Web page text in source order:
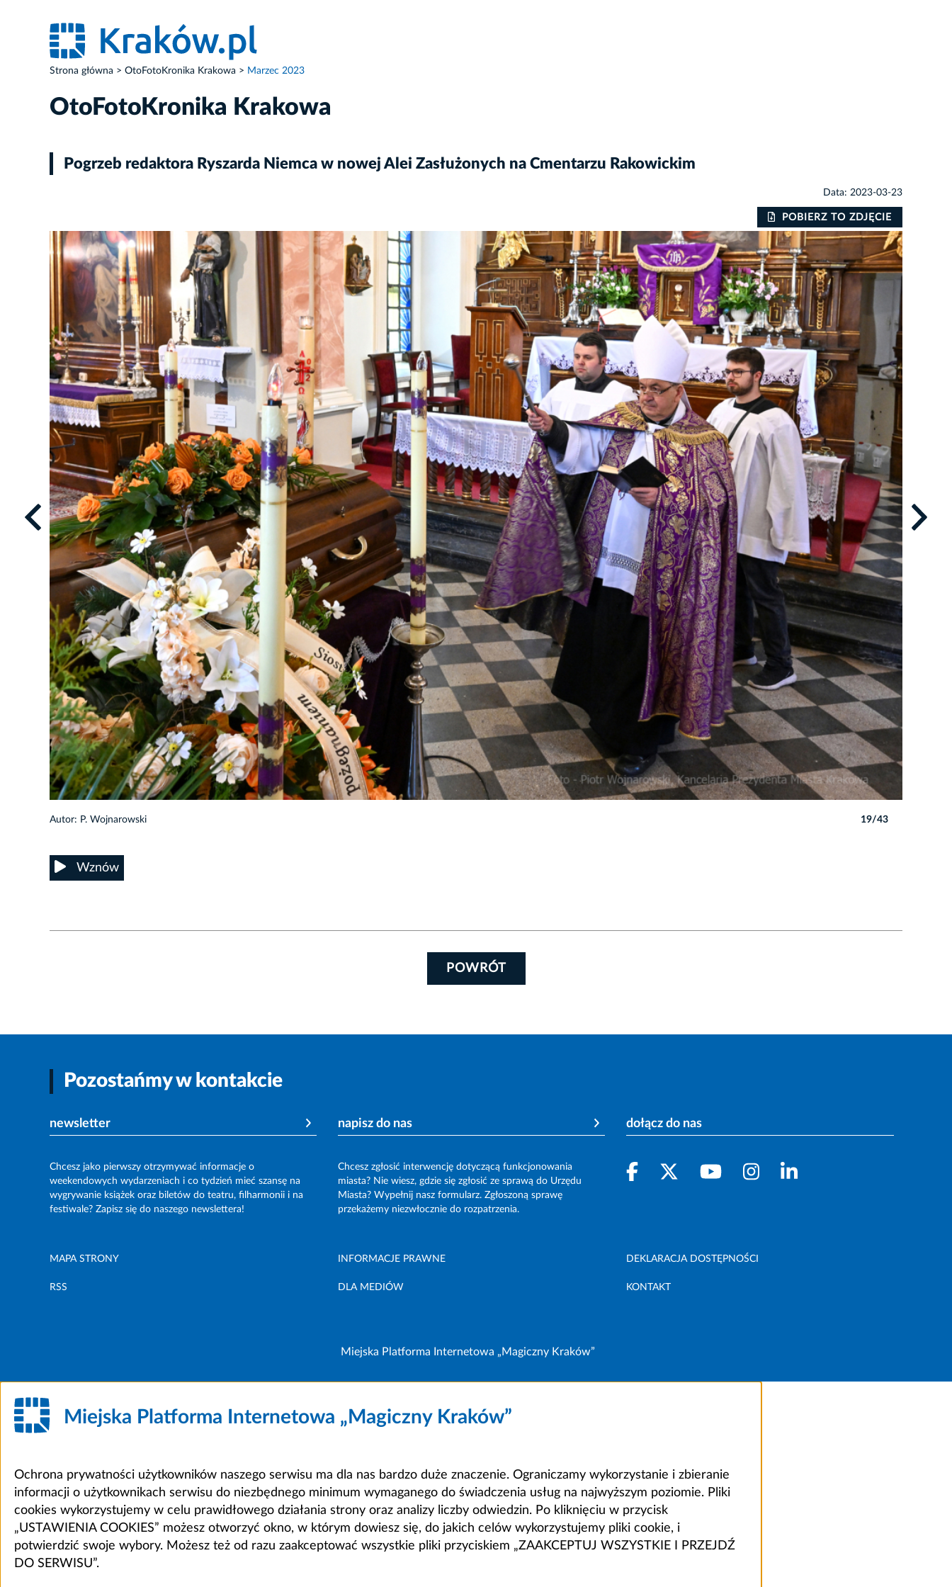
Strona główna OtoFotoKronika Krakowa Marzec 2023
OtoFotoKronika Krakowa
Pogrzeb redaktora Ryszarda Niemca w nowej Alei Zasłużonych na Cmentarzu Rakowickim
Data: 2023-03-23
POBIERZ TO ZDJĘCIE
Autor: P. Wojnarowski 19/43
Wznów
POWRÓT
Pozostańmy w kontakcie
newsletter
Chcesz jako pierwszy otrzymywać informacje o
weekendowych wydarzeniach i co tydzień mieć szansę na
wygrywanie książek oraz biletów do teatru, filharmonii i na
festiwale? Zapisz się do naszego newslettera!
napisz do nas
Chcesz zgłosić interwencję dotyczącą funkcjonowania
miasta? Nie wiesz, gdzie się zgłosić ze sprawą do Urzędu
Miasta? Wypełnij nasz formularz. Zgłoszoną sprawę
przekażemy niezwłocznie do rozpatrzenia.
dołącz do nas
MAPA STRONY INFORMACJE PRAWNE DEKLARACJA DOSTĘPNOŚCI
RSS DLA MEDIÓW KONTAKT
Miejska Platforma Internetowa „Magiczny Kraków”
Miejska Platforma Internetowa „Magiczny Kraków”
Ochrona prywatności użytkowników naszego serwisu ma dla nas bardzo duże znaczenie. Ograniczamy wykorzystanie i zbieranie
informacji o użytkownikach serwisu do niezbędnego minimum wymaganego do świadczenia usług na najwyższym poziomie. Pliki
cookies wykorzystujemy w celu prawidłowego działania strony oraz analizy liczby odwiedzin. Po kliknięciu w przycisk
„USTAWIENIA COOKIES” możesz otworzyć okno, w którym dowiesz się, do jakich celów wykorzystujemy pliki cookie, i
potwierdzić swoje wybory. Możesz też od razu zaakceptować wszystkie pliki przyciskiem „ZAAKCEPTUJ WSZYSTKIE I PRZEJDŹ
DO SERWISU”.